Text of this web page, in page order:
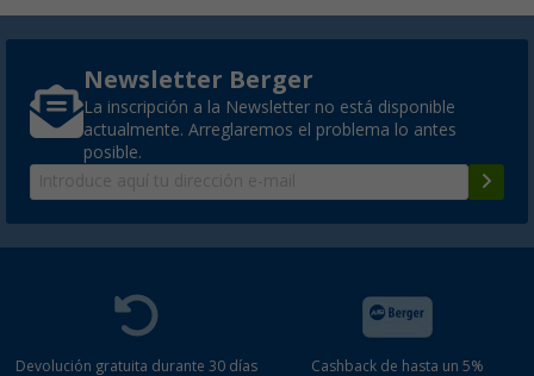
Newsletter Berger
La inscripción a la Newsletter no está disponible
actualmente. Arreglaremos el problema lo antes
posible.
Devolución gratuita durante 30 días
Cashback de hasta un 5%